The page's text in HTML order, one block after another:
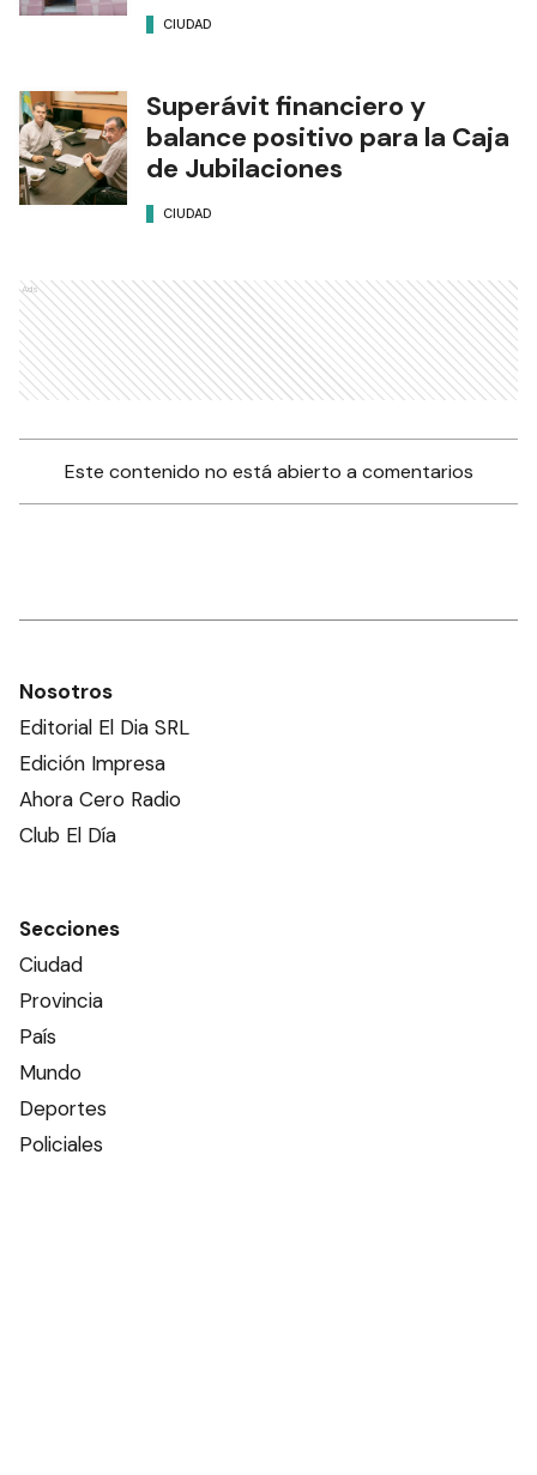
CIUDAD
Superávit financiero y
balance positivo para la Caja
de Jubilaciones
CIUDAD
Ads
Este contenido no está abierto a comentarios
Nosotros
Editorial El Dia SRL
Edición Impresa
Ahora Cero Radio
Club El Día
Secciones
Ciudad
Provincia
País
Mundo
Deportes
Policiales